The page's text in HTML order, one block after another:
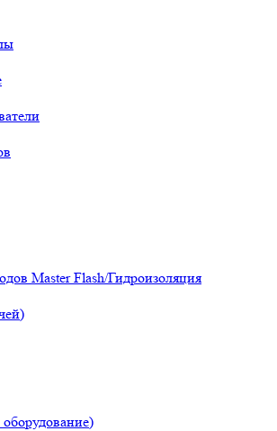
Master Flash/Гидроизоляция